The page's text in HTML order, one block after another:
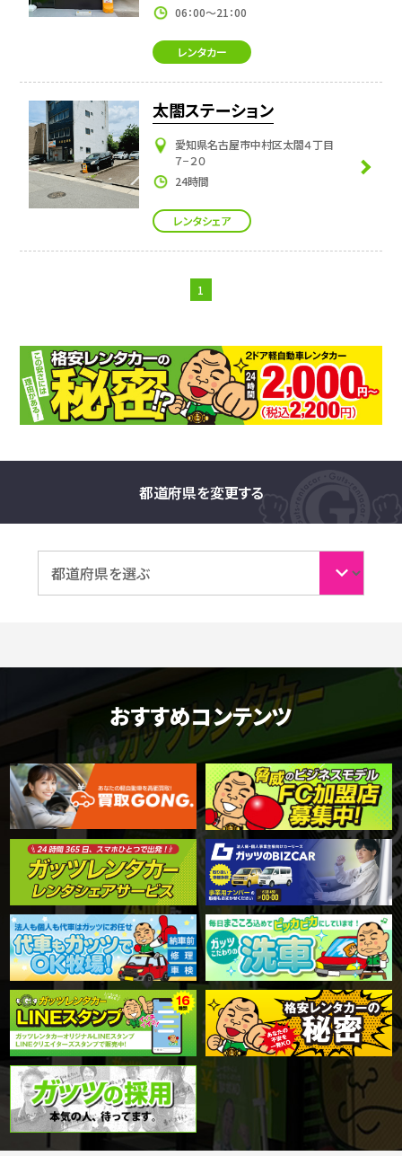
06：00～21：00
レンタカー
太閤ステーション
愛知県名古屋市中村区太閤４丁目
７−２０
24時間
レンタシェア
1
都道府県を変更する
おすすめコンテンツ